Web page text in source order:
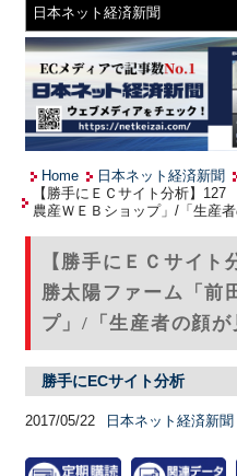
日本ネット経済新聞
Home 日本ネット経済新聞
【勝手にＥＣサイト分析】
農産ＷＥＢショップ」/「生産
【勝手にＥＣサイ
勝太陽ファーム「前
プ」/「生産者の顔
勝手にECサイト分析
2017/05/22 日本ネット経済新聞